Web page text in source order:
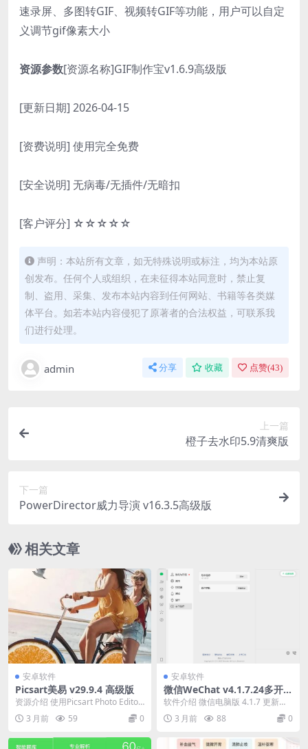
速录屏、多图转GIF、视频转GIF等功能，用户可以自定
义调节gif像素大小
资源参数[资源名称]GIF制作宝v1.6.9高级版
[更新日期] 2026-04-15
[资费说明] 使用完全免费
[安全说明] 无病毒/无插件/无暗扣
[客户评分] ☆☆☆☆☆
声明：本站所有文章，如无特殊说明或标注，均为本站原
创发布。任何个人或组织，在未征得本站同意时，禁止复
制、盗用、采集、发布本站内容到任何网站、书籍等各类媒
体平台。如若本站内容侵犯了原著者的合法权益，可联系我
们进行处理。
admin 分享 收藏 点赞(43)
上一篇
橙子去水印5.9清爽版
下一篇
PowerDirector威力导演 v16.3.5高级版
相关文章
安卓软件
Picsart美易 v29.9.4 高级版
资源介绍 使用Picsart Photo Editor
照片编辑器和视频编辑器，将...
3 月前 59 0
安卓软件
微信WeChat v4.1.7.24多开防
撤回绿色版
软件介绍 微信电脑版 4.1.7 更新内
容： 1.支持群接龙； 2.自己的朋友
圈...3 月前 88 0